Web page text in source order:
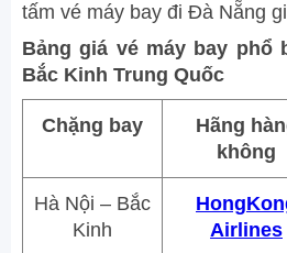
tấm vé máy bay đi Đà Nẵng
Bảng giá vé máy bay phổ
Bắc Kinh Trung Quốc
Chặng bay
Hãng
không
Hà Nội – Bắc
Kinh
Airlines